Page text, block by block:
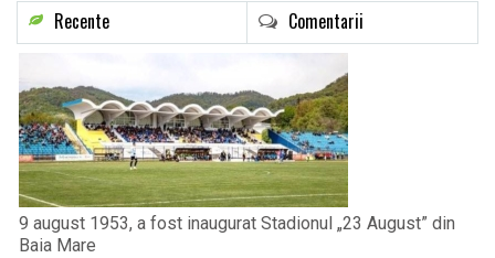
Recente Comentarii
9 august 1953, a fost inaugurat Stadionul „23 August” din
Baia Mare